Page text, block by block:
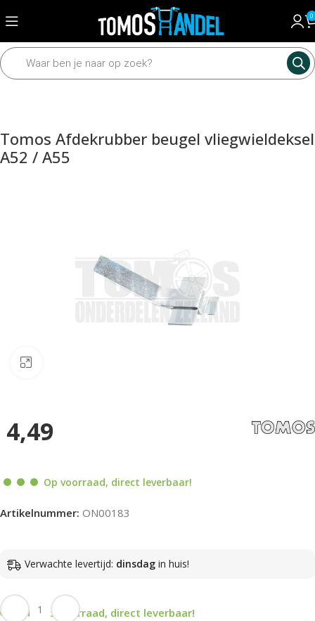
0
Home Motordelen Diverse motordelen Carter toebehoren
Tomos Afdekrubber beugel vliegwieldeksel
A52 / A55
4,49
Op voorraad, direct leverbaar!
Artikelnummer: ON00183
Verwachte levertijd: dinsdag in huis!
Op voorraad, direct leverbaar!